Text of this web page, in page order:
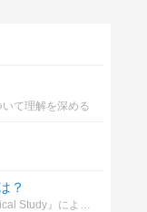
て理解を深める
？